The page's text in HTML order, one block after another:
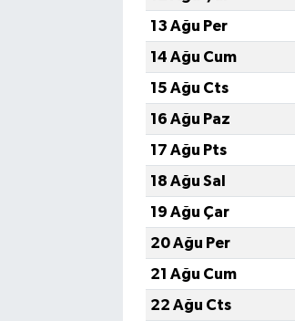
13 Ağu Per
14 Ağu Cum
15 Ağu Cts
16 Ağu Paz
17 Ağu Pts
18 Ağu Sal
19 Ağu Çar
20 Ağu Per
21 Ağu Cum
22 Ağu Cts